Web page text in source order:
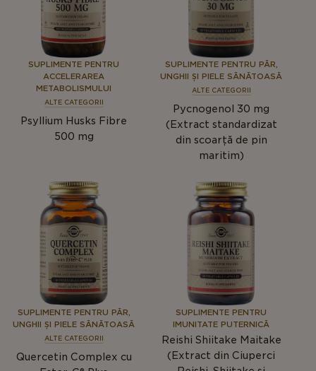
SUPLIMENTE PENTRU
ACCELERAREA
METABOLISMULUI
ALTE CATEGORII
Psyllium Husks Fibre
500 mg
SUPLIMENTE PENTRU PĂR,
UNGHII ȘI PIELE SĂNĂTOASĂ
ALTE CATEGORII
Pycnogenol 30 mg
(Extract standardizat
din scoarță de pin
maritim)
SUPLIMENTE PENTRU PĂR,
UNGHII ȘI PIELE SĂNĂTOASĂ
ALTE CATEGORII
Quercetin Complex cu
SUPLIMENTE PENTRU
IMUNITATE PUTERNICĂ
Reishi Shiitake Maitake
(Extract din Ciuperci